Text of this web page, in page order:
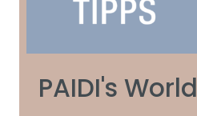
PAIDI's World